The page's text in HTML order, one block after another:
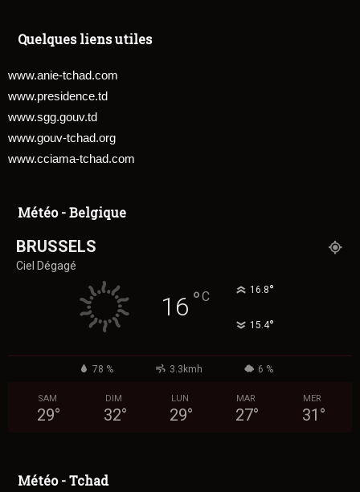
Quelques liens utiles
www.anie-tchad.com
www.presidence.td
www.sgg.gouv.td
www.gouv-tchad.org
www.cciama-tchad.com
Météo - Belgique
BRUSSELS
Ciel Dégagé
16 °C 16.8°
15.4°
78 % 3.3kmh 6 %
SAM
29°
DIM
32°
LUN
29°
MAR
27°
MER
31 °
Météo - Tchad